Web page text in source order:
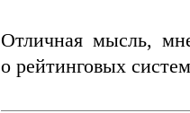
Отличная мысль,
о рейтинговых